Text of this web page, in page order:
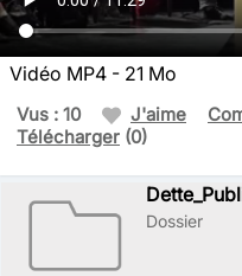
Vidéo MP4 - 21 Mo
Vus : 10 J'aime
Télécharger (0)
Dossier